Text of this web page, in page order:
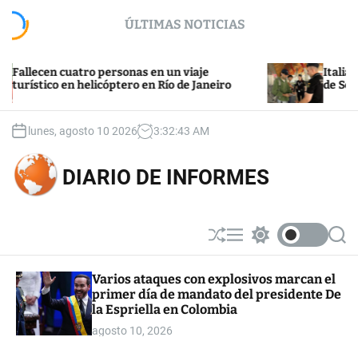
c
ÚLTIMAS NOTICIAS
cuatro personas en un viaje
en helicóptero en Río de Janeiro
Italia califica
de Schengen
lunes, agosto 10 2026 3:32:44 AM
DIARIO DE INFORMES
S
h
ff
l
e
M
e
u
w
t
c
S
e
r
c
Varios ataques con explosivos marcan el
primer día de mandato del presidente De
la Espriella en Colombia
agosto 10, 2026